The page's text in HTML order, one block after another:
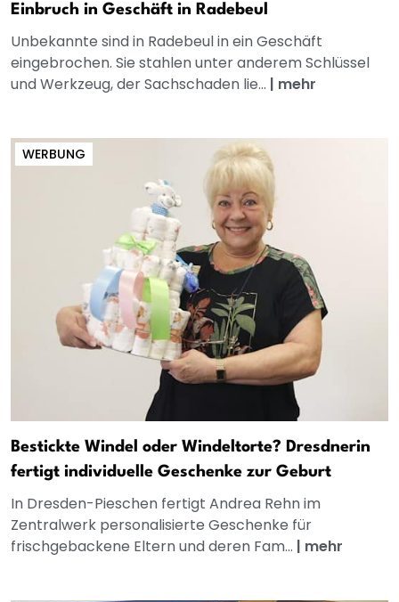
Einbruch in Geschäft in Radebeul
Unbekannte sind in Radebeul in ein Geschäft
eingebrochen. Sie stahlen unter anderem Schlüssel
und Werkzeug, der Sachschaden lie... | mehr
WERBUNG
Bestickte Windel oder Windeltorte? Dresdnerin
fertigt individuelle Geschenke zur Geburt
In Dresden-Pieschen fertigt Andrea Rehn im
Zentralwerk personalisierte Geschenke für
frischgebackene Eltern und deren Fam... | mehr